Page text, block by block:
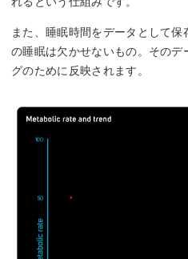
また、睡眠時間をデータとして
の睡眠は欠かせないもの。その
グのために反映されます。